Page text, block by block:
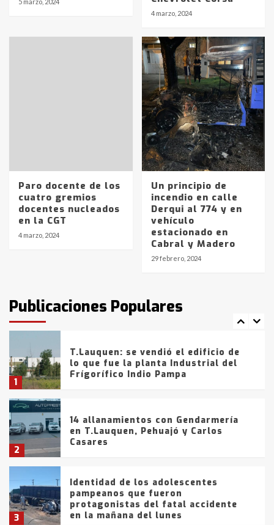
5 marzo, 2024
4 marzo, 2024
Paro docente de los
cuatro gremios
docentes nucleados
en la CGT
4 marzo, 2024
Un principio de
incendio en calle
Derqui al 774 y en
vehículo
estacionado en
Cabral y Madero
29 febrero, 2024
Publicaciones Populares
pampeanos que fueron
en la mañana del lunes
Accidente en Ruta 5: falleció un
joven de Trenque Lauquen
Los precios de los combustibles en
La Pampa, desde YPF hasta Axion
entre 857 a 1338 pesos
La Bolsa de Cereales de Bahía
Blanca anticipa que Agosto vendrá
con lluvias y heladas, en gran parte
fueron detenidos por
comercialización de drogas en la
tarde del sábado
1
T.Lauquen: se vendió el edificio de
lo que fue la planta Industrial del
Frígorífico Indio Pampa
2
14 allanamientos con Gendarmería
en T.Lauquen, Pehuajó y Carlos
Casares
3
Identidad de los adolescentes
pampeanos que fueron
protagonistas del fatal accidente
en la mañana del lunes